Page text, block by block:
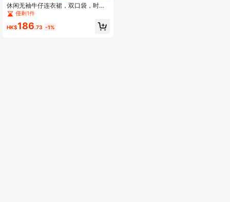
休闲无袖牛仔连衣裙，双口袋，时尚
街头风，宽松简约，细肩带，蓝色女
僅剩1件
HK$186.73 -1%